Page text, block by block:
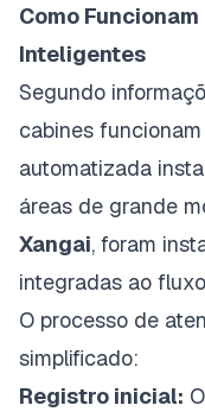
Como
Inteligentes
Segundo
cabines
automatizada
áreas de grande
Xangai, foram
integradas ao
O processo de
simplificado:
Registro inicial: